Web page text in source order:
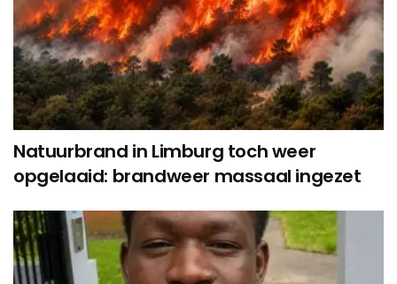
Natuurbrand in Limburg toch weer
opgelaaid: brandweer massaal ingezet